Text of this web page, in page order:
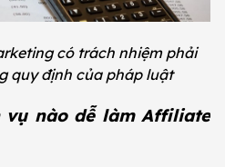
có trách nhiệm phải
quy định của pháp luật
vụ nào dễ làm Affiliate